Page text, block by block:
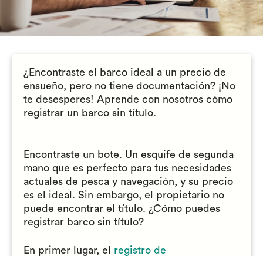
¿Encontraste el barco ideal a un precio de
ensueño, pero no tiene documentación? ¡No
te desesperes! Aprende con nosotros cómo
registrar un barco sin título.
Encontraste un bote. Un esquife de segunda
mano que es perfecto para tus necesidades
actuales de pesca y navegación, y su precio
es el ideal. Sin embargo, el propietario no
puede encontrar el título. ¿Cómo puedes
registrar barco sin título?
En primer lugar, el registro de